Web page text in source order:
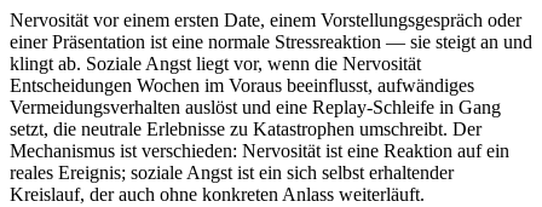
Nervosität vor einem ersten Date, einem Vorstellungsgespräch oder
einer Präsentation ist eine normale Stressreaktion — sie steigt an und
klingt ab. Soziale Angst liegt vor, wenn die Nervosität
Entscheidungen Wochen im Voraus beeinflusst, aufwändiges
Vermeidungsverhalten auslöst und eine Replay-Schleife in Gang
setzt, die neutrale Erlebnisse zu Katastrophen umschreibt. Der
Mechanismus ist verschieden: Nervosität ist eine Reaktion auf ein
reales Ereignis; soziale Angst ist ein sich selbst erhaltender
Kreislauf, der auch ohne konkreten Anlass weiterläuft.